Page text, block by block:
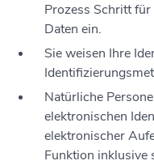
Prozess Schritt
Daten ein.
Sie weisen Ihre
Natürliche
elektronischen
elektronischer
Funktion inklusive